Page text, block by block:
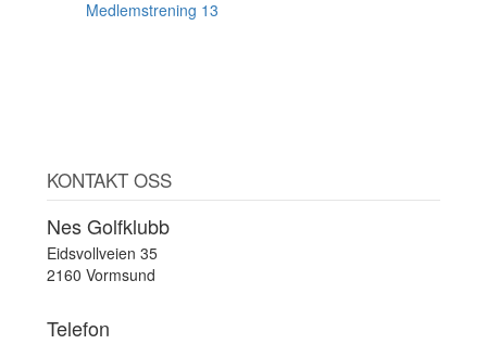
Medlemstrening 13
KONTAKT OSS
Nes Golfklubb
Eidsvollveien 35
2160 Vormsund
Telefon